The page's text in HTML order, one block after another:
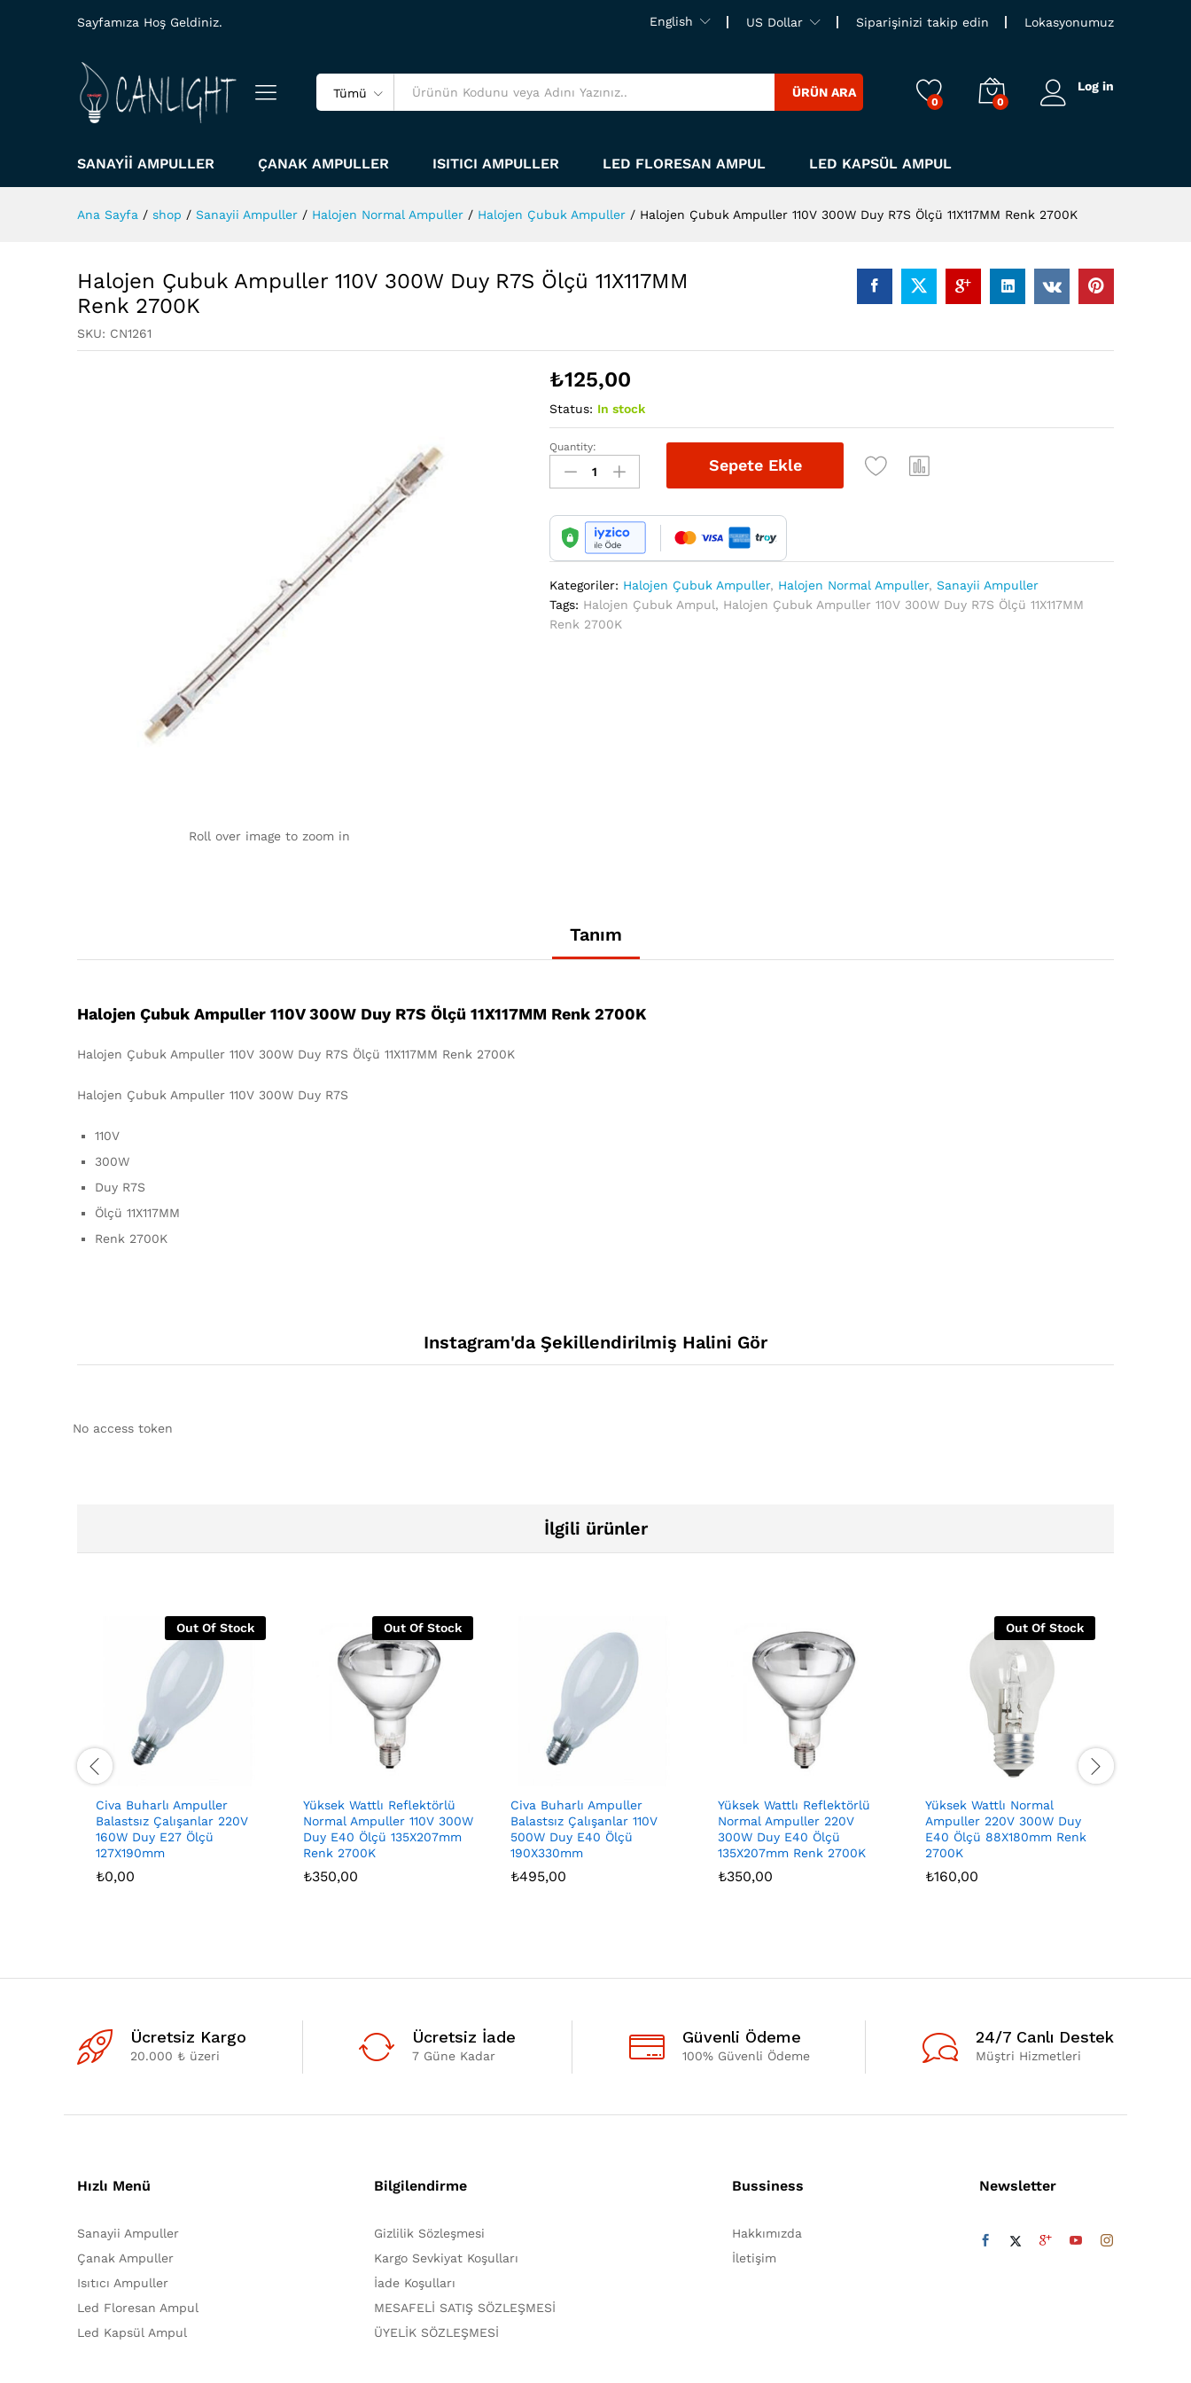
Sayfamıza Hoş Geldiniz. English US Dollar Siparişinizi takip edin Lokasyonumuz
Tümü ÜRÜN ARA
0 0
Log in
SANAYII AMPULLER ÇANAK AMPULLER ISITICI AMPULLER LED FLORESAN AMPUL LED KAPSÜL AMPUL
Ana Sayfa / shop / Sanayii Ampuller / Halojen Normal Ampuller / Halojen Çubuk Ampuller / Halojen Çubuk Ampuller 110V 300W Duy R7S Ölçü 11X117MM Renk 2700K
Halojen Çubuk Ampuller 110V 300W Duy R7S Ölçü 11X117MM
Renk 2700K
SKU: CN1261
Roll over image to zoom in
₺125,00
Status: In stock
Halojen
Çubuk
Ampuller
300W
Duy
Ölçü
11X117MM
Renk
Quantity:
Sepete Ekle
Kategoriler: Halojen Çubuk Ampuller, Halojen Normal Ampuller,Sanayii Ampuller
Tags: Halojen Çubuk Ampul, Halojen Çubuk Ampuller 110V 300W Duy R7S Ölçü 11X117MM
Renk 2700K
Tanım
Halojen Çubuk Ampuller 110V 300W Duy R7S Ölçü 11X117MM Renk 2700K
Halojen Çubuk Ampuller 110V 300W Duy R7S Ölçü 11X117MM Renk 2700K
Halojen Çubuk Ampuller 110V 300W Duy R7S
110V
300W
Duy R7S
Ölçü 11X117MM
Renk 2700K
Instagram'da Şekillendirilmiş Halini Gör
No access token
İlgili ürünler
Out Of Stock
Civa Buharlı Ampuller
Balastsız Çalışanlar 220V
160W Duy E27 Ölçü
127X190mm
₺0,00
Out Of Stock
Yüksek Wattlı Reflektörlü
Normal Ampuller 110V 300W
Duy E40 Ölçü 135X207mm
Renk 2700K
₺350,00
Civa Buharlı Ampuller
Balastsız Çalışanlar 110V
500W Duy E40 Ölçü
190X330mm
₺495,00
Yüksek Wattlı Reflektörlü
Normal Ampuller 220V
300W Duy E40 Ölçü
135X207mm Renk 2700K
₺350,00
Out Of Stock
Yüksek Wattlı Normal
Ampuller 220V 300W Duy
E40 Ölçü 88X180mm Renk
2700K
₺160,00
Ücretsiz Kargo
20.000 ₺ üzeri
Ücretsiz İade
7 Güne Kadar
Güvenli Ödeme
100% Güvenli Ödeme
24/7 Canlı Destek
Müştri Hizmetleri
Hızlı Menü
Sanayii Ampuller
Çanak Ampuller
Isıtıcı Ampuller
Led Floresan Ampul
Led Kapsül Ampul
Bilgilendirme
Gizlilik Sözleşmesi
Kargo Sevkiyat Koşulları
İade Koşulları
MESAFELİ SATIŞ SÖZLEŞMESİ
ÜYELİK SÖZLEŞMESİ
Bussiness
Hakkımızda
İletişim
Newsletter